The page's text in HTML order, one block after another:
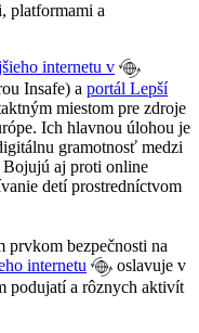
platformami a
internetu v
Insafe) a portál Lepší
miestom pre zdroje
Ich hlavnou úlohou je
gramotnosť medzi
aj proti online
detí prostredníctvom
prvkom bezpečnosti na
internetu
oslavuje v
podujatí a rôznych aktivít